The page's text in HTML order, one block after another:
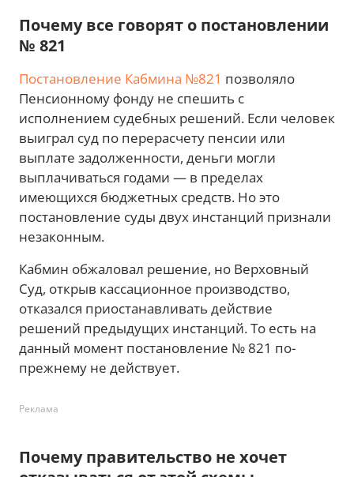
Почему все говорят о постановлении
№ 821
Постановление Кабмина №821 позволяло
Пенсионному фонду не спешить с
исполнением судебных решений. Если человек
выиграл суд по перерасчету пенсии или
выплате задолженности, деньги могли
выплачиваться годами — в пределах
имеющихся бюджетных средств. Но это
постановление суды двух инстанций признали
незаконным.
Кабмин обжаловал решение, но Верховный
Суд, открыв кассационное производство,
отказался приостанавливать действие
решений предыдущих инстанций. То есть на
данный момент постановление № 821 по-
прежнему не действует.
Реклама
Почему правительство не хочет